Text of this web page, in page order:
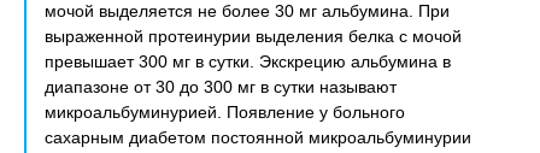
мочой выделяется не более 30 мг альбумина. При
выраженной протеинурии выделения белка с мочой
превышает 300 мг в сутки. Экскрецию альбумина в
диапазоне от 30 до 300 мг в сутки называют
микроальбуминурией. Появление у больного
сахарным диабетом постоянной микроальбуминурии